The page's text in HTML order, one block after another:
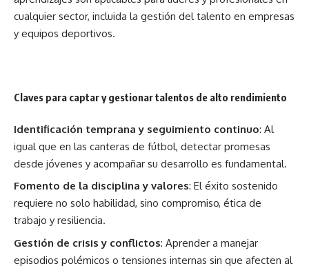
cualquier sector, incluida la gestión del talento en empresas
y equipos deportivos.
Claves para captar y gestionar talentos de alto rendimiento
Identificación temprana y seguimiento continuo: Al
igual que en las canteras de fútbol, detectar promesas
desde jóvenes y acompañar su desarrollo es fundamental.
Fomento de la disciplina y valores: El éxito sostenido
requiere no solo habilidad, sino compromiso, ética de
trabajo y resiliencia.
Gestión de crisis y conflictos: Aprender a manejar
episodios polémicos o tensiones internas sin que afecten al